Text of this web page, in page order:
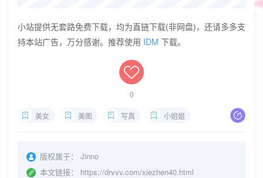
小站提供无套路免费下载，均为直链下载(非网盘)，还请多多支
持本站广告，万分感谢。推荐使用 IDM 下载。
0
美女 美图 写真 小姐姐
版权属于：
Jinno
本文链接：
https://drvvv.com/xiezhen40.html